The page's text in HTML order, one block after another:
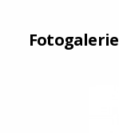
Fotogalerie